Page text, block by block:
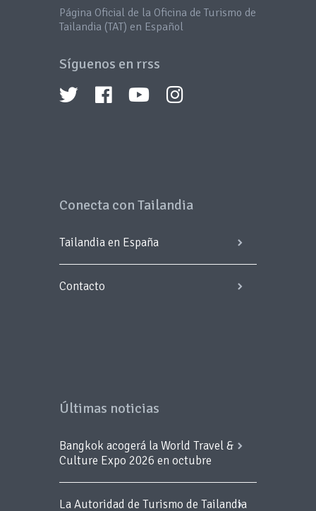
Página Oficial de la Oficina de Turismo de
Tailandia (TAT) en Español
Síguenos en rrss
Conecta con Tailandia
Tailandia en España
Contacto
Últimas noticias
Bangkok acogerá la World Travel &
Culture Expo 2026 en octubre
La Autoridad de Turismo de Tailandia